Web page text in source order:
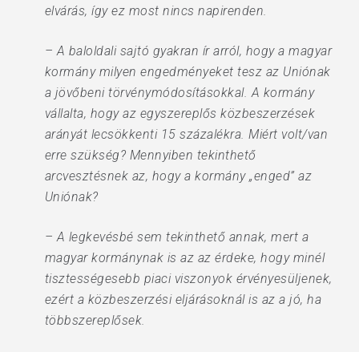
elvárás, így ez most nincs napirenden.
– A baloldali sajtó gyakran ír arról, hogy a magyar
kormány milyen engedményeket tesz az Uniónak
a jövőbeni törvénymódosításokkal. A kormány
vállalta, hogy az egyszereplős közbeszerzések
arányát lecsökkenti 15 százalékra. Miért volt/van
erre szükség? Mennyiben tekinthető
arcvesztésnek az, hogy a kormány „enged” az
Uniónak?
– A legkevésbé sem tekinthető annak, mert a
magyar kormánynak is az az érdeke, hogy minél
tisztességesebb piaci viszonyok érvényesüljenek,
ezért a közbeszerzési eljárásoknál is az a jó, ha
többszereplősek.